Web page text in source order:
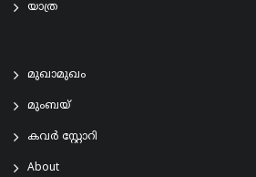
യാത്ര
മുഖാമുഖം
മുംബയ്
കവർ സ്റ്റോറി
About